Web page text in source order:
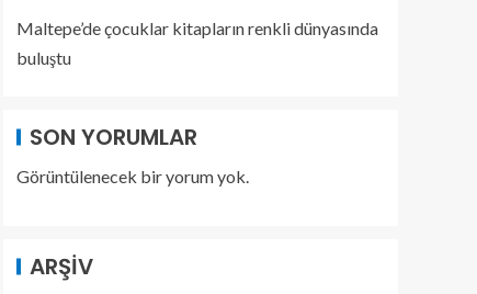
Maltepe’de çocuklar kitapların renkli dünyasında
buluştu
SON YORUMLAR
Görüntülenecek bir yorum yok.
ARŞIV